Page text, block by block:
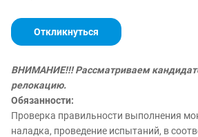
Откликнуться
ВНИМАНИЕ!!! Рассматриваем
релокацию.
Обязанности:
Проверка правильности выполнения
наладка, проведение испытаний, в